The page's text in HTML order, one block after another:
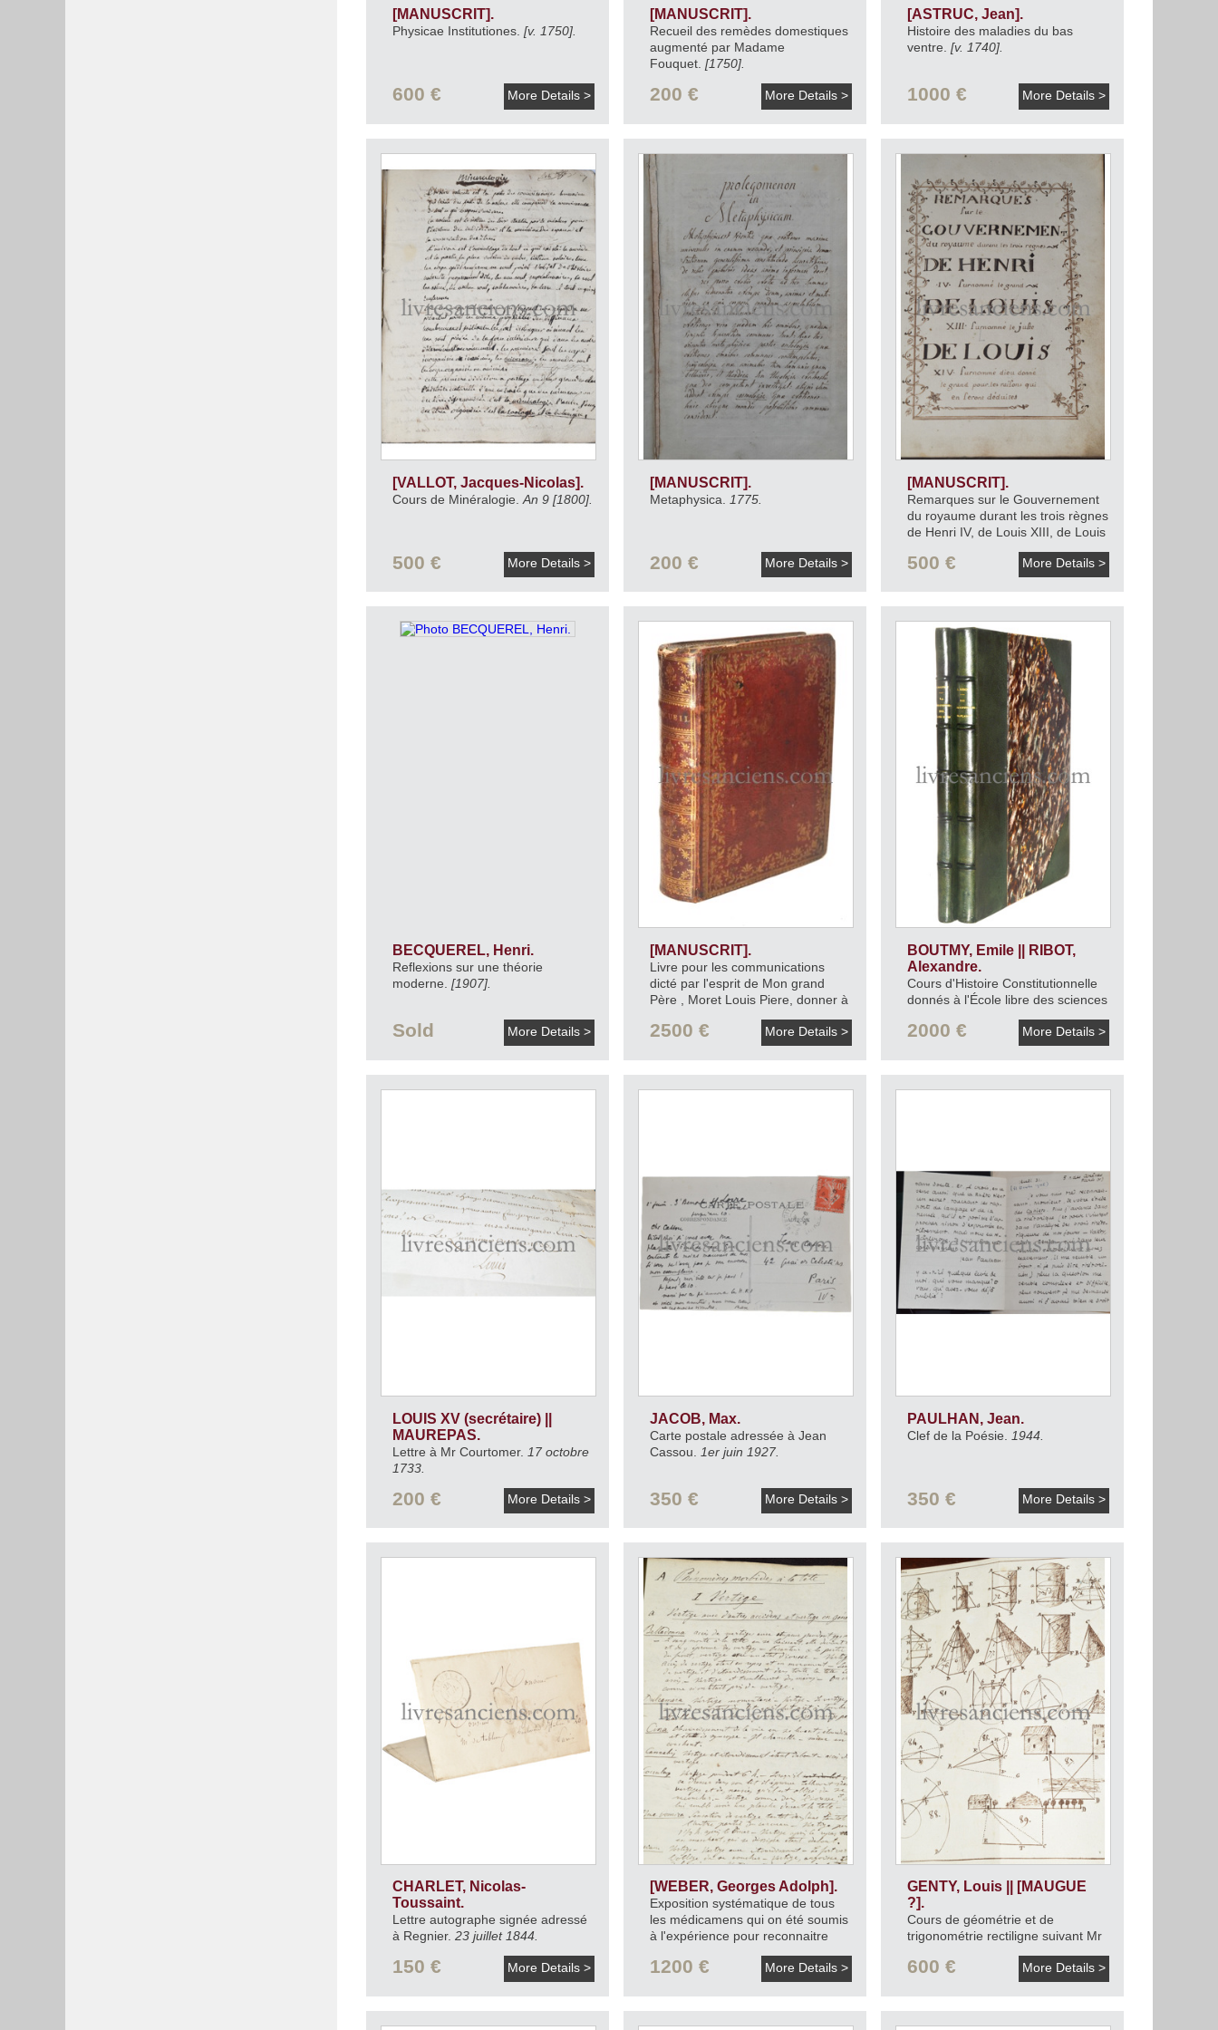
[MANUSCRIT].
Physicae Institutiones. [v. 1750].
600 € More Details >
[MANUSCRIT].
Recueil des remèdes domestiques
augmenté par Madame
Fouquet. [1750].
200 € More Details >
[ASTRUC, Jean].
Histoire des maladies du bas
ventre. [v. 1740].
1000 € More Details >
[VALLOT, Jacques-Nicolas].
Cours de Minéralogie. An 9 [1800].
500 € More Details >
[MANUSCRIT].
Metaphysica. 1775.
200 € More Details >
[MANUSCRIT].
Remarques sur le Gouvernement
du royaume durant les trois règnes
de Henri IV, de Louis XIII, de Louis
500 € More Details >
BECQUEREL, Henri.
Reflexions sur une théorie
moderne. [1907].
Sold More Details >
[MANUSCRIT].
Livre pour les communications
dicté par l'esprit de Mon grand
Père , Moret Louis Piere, donner à
[v.1867].
2500 € More Details >
BOUTMY, Emile || RIBOT,
Alexandre.
Cours d'Histoire Constitutionnelle
donnés à l'École libre des sciences
2000 € More Details >
LOUIS XV (secrétaire) ||
MAUREPAS.
Lettre à Mr Courtomer. 17 octobre
1733.
200 € More Details >
JACOB, Max.
Carte postale adressée à Jean
Cassou.
1er juin 1927.
350 € More Details >
PAULHAN, Jean.
Clef de la Poésie. 1944.
350 € More Details >
CHARLET, Nicolas-
Toussaint.
Lettre autographe signée adressé
à Regnier. 23 juillet 1844.
150 € More Details >
[WEBER, Georges Adolph].
Exposition systématique de tous
les médicamens qui on été soumis
à l'expérience pour reconnaitre
leur véritable action.1831.
1200 € More Details >
GENTY, Louis || [MAUGUE
?].
Cours de géométrie et de
trigonométrie rectiligne suivant Mr
600 € More Details >